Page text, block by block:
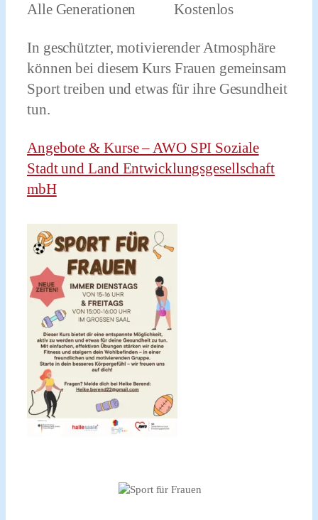
Alle Generationen Kostenlos
In geschützter, motivierender Atmosphäre
können bei diesem Kurs Frauen gemeinsam
Sport treiben und etwas für ihre Gesundheit
tun.
Angebote & Kurse – AWO SPI Soziale
Stadt und Land Entwicklungsgesellschaft
mbH